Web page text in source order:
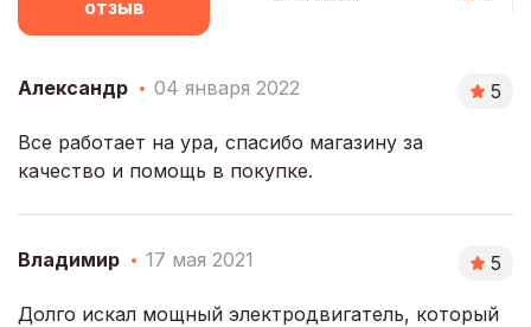
отзыв
Александр 04 января 2022 5
Все работает на ура, спасибо магазину за
качество и помощь в покупке.
Владимир 17 мая 2021 5
Долго искал мощный электродвигатель, который